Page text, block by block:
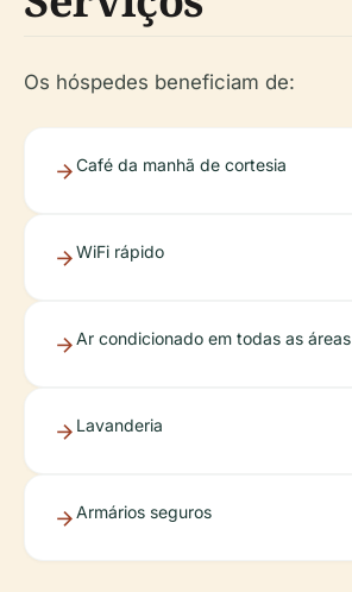
Os hóspedes beneficiam de:
Café da manhã de cortesia
WiFi rápido
Ar condicionado em todas as áreas
Lavanderia
Armários seguros